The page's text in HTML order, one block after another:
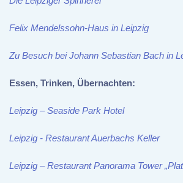
Felix Mendelssohn-Haus in Leipzig
Zu Besuch bei Johann Sebastian Bach in
Essen, Trinken, Übernachten:
Leipzig – Seaside Park Hotel
Leipzig - Restaurant Auerbachs Keller
Leipzig – Restaurant Panorama Tower